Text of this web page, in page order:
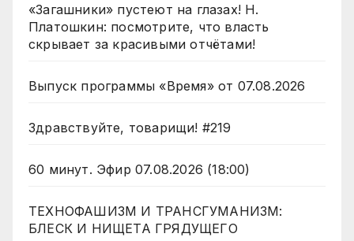
«Загашники» пустеют на глазах! Н.
Платошкин: посмотрите, что власть
скрывает за красивыми отчётами!
Выпуск программы «Время» от 07.08.2026
Здравствуйте, товарищи! #219
60 минут. Эфир 07.08.2026 (18:00)
ТЕХНОФАШИЗМ И ТРАНСГУМАНИЗМ:
БЛЕСК И НИЩЕТА ГРЯДУЩЕГО